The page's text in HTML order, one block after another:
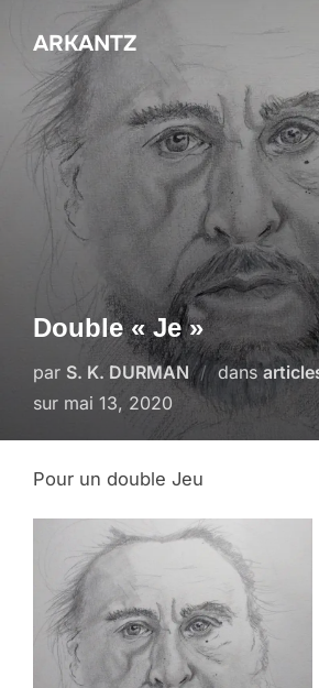
contenu
ARKANTZ
Double « Je »
par S. K. DURMAN dans
sur Publié
mai 13, 2020
Pour un double Jeu